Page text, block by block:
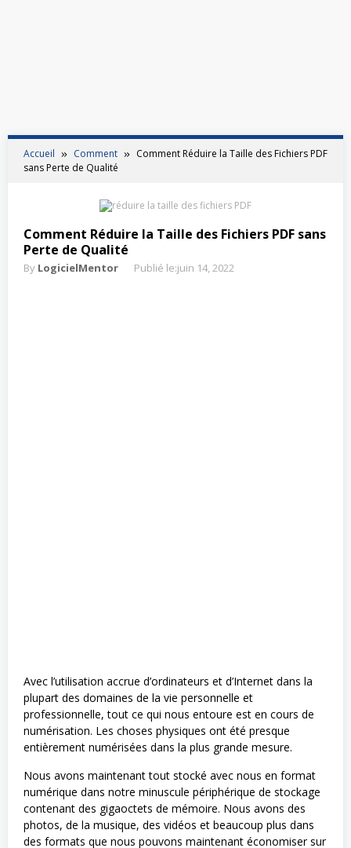
Accueil Comment
Comment Réduire la Taille des Fichiers PDF
sans Perte de Qualité
Comment Réduire la Taille des Fichiers PDF sans
Perte de Qualité
By LogicielMentor Publié le:juin 14, 2022
Avec l’utilisation accrue d’ordinateurs et d’Internet dans la
plupart des domaines de la vie personnelle et
professionnelle, tout ce qui nous entoure est en cours de
numérisation. Les choses physiques ont été presque
entièrement numérisées dans la plus grande mesure.
Nous avons maintenant tout stocké avec nous en format
numérique dans notre minuscule périphérique de stockage
contenant des gigaoctets de mémoire. Nous avons des
photos, de la musique, des vidéos et beaucoup plus dans
des formats que nous pouvons maintenant économiser sur